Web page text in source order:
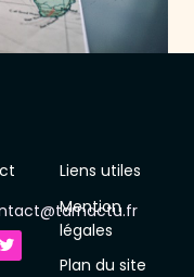
T
w
i
Liens utiles
Mention
légales
Plan du site